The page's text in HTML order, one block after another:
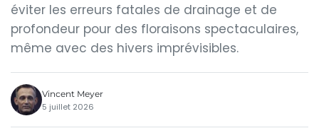
éviter les erreurs fatales de drainage et de
profondeur pour des floraisons spectaculaires,
même avec des hivers imprévisibles.
Vincent Meyer
5 juillet 2026